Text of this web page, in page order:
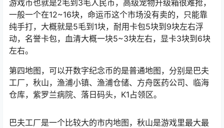
游戏币也就是2毛到3毛人民币，高级宠物升级箱很难抢，
一般一个在12~16块，命运币这个市场没有卖的，只能靠
纯手打，大概就是5毛到1块，耐用卡包5块到9块左右浮
动，名誉卡包，血清大概一块5~3块左右，显卡3块到6块
左右。
第四地图，可以开数字纪念币的是普通地图，分别是巴夫
工厂，秋山，渔浦小镇、渔浦仓储、方舟医药公司、临海
仓库，紫罗兰病院、落日码头，K1占领区。
巴夫工厂是一个比较大的市内地图，秋山是游戏里最大最